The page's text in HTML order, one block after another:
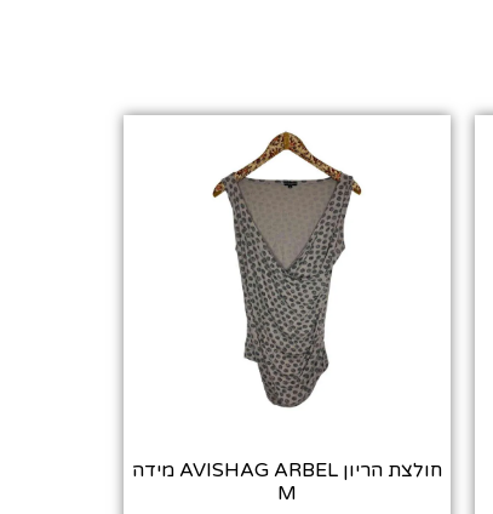
חולצת הריון AVISHAG ARBEL מידה
M